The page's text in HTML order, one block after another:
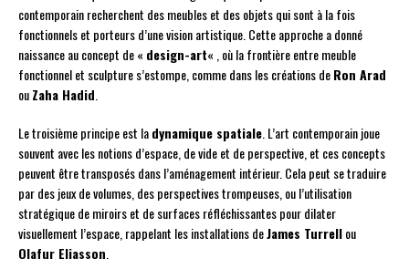
contemporain recherchent des meubles et des objets qui sont à la fois
fonctionnels et porteurs d’une vision artistique. Cette approche a donné
naissance au concept de « design-art« , où la frontière entre meuble
fonctionnel et sculpture s’estompe, comme dans les créations deRon Arad
ouZaha Hadid.
Le troisième principe est ladynamique spatiale. L’art contemporain joue
souvent avec les notions d’espace, de vide et de perspective, et ces concepts
peuvent être transposés dans l’aménagement intérieur. Cela peut se traduire
par des jeux de volumes, des perspectives trompeuses, ou l’utilisation
stratégique de miroirs et de surfaces réfléchissantes pour dilater
visuellement l’espace, rappelant les installations deJames Turrellou
Olafur Eliasson.